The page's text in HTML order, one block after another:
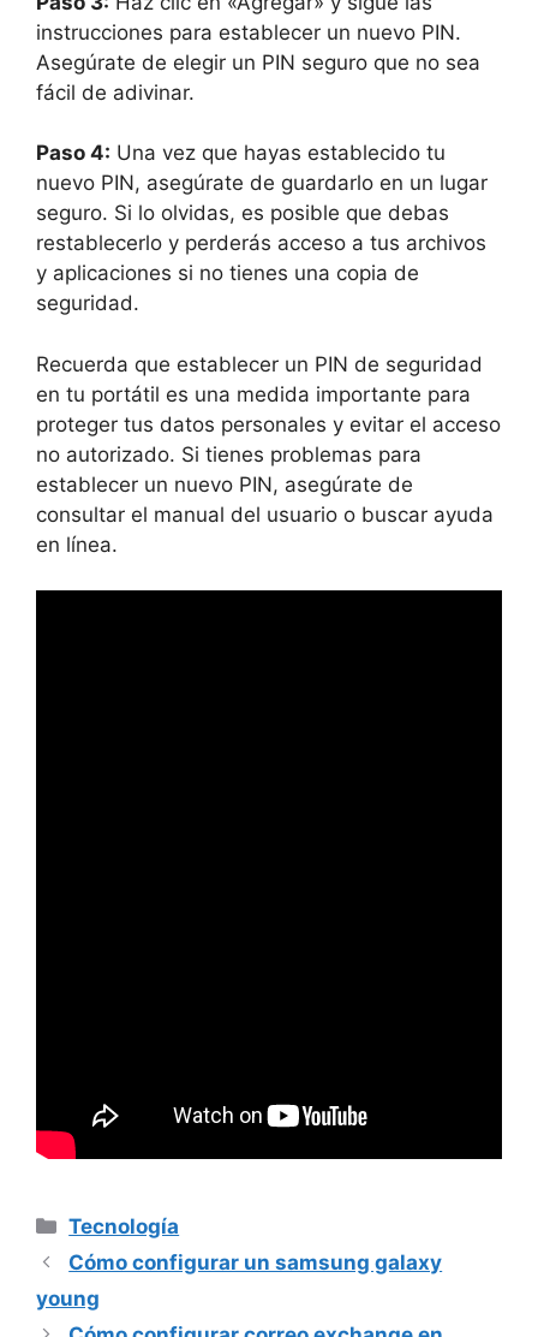
instrucciones para establecer un nuevo PIN.
Asegúrate de elegir un PIN seguro que no sea
fácil de adivinar.
Paso 4: Una vez que hayas establecido tu
nuevo PIN, asegúrate de guardarlo en un lugar
seguro. Si lo olvidas, es posible que debas
restablecerlo y perderás acceso a tus archivos
y aplicaciones si no tienes una copia de
seguridad.
Recuerda que establecer un PIN de seguridad
en tu portátil es una medida importante para
proteger tus datos personales y evitar el acceso
no autorizado. Si tienes problemas para
establecer un nuevo PIN, asegúrate de
consultar el manual del usuario o buscar ayuda
en línea.
Categorías
Tecnología
Cómo configurar un samsung galaxy
young